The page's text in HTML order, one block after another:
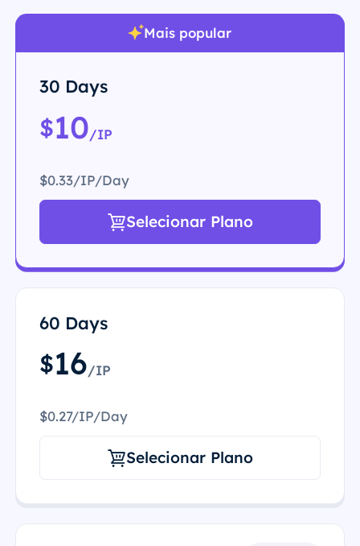
Mais popular
30 Days
$10/IP
$0.33/IP/Day
Selecionar Plano
60 Days
$16/IP
$0.27/IP/Day
Selecionar Plano